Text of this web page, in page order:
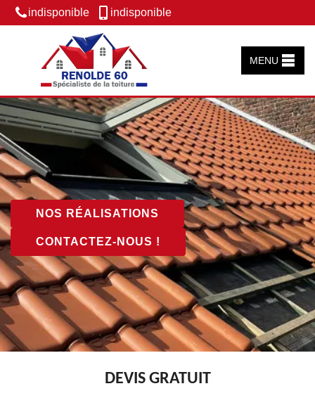
indisponible indisponible
MENU
NOS RÉALISATIONS
CONTACTEZ-NOUS !
DEVIS GRATUIT